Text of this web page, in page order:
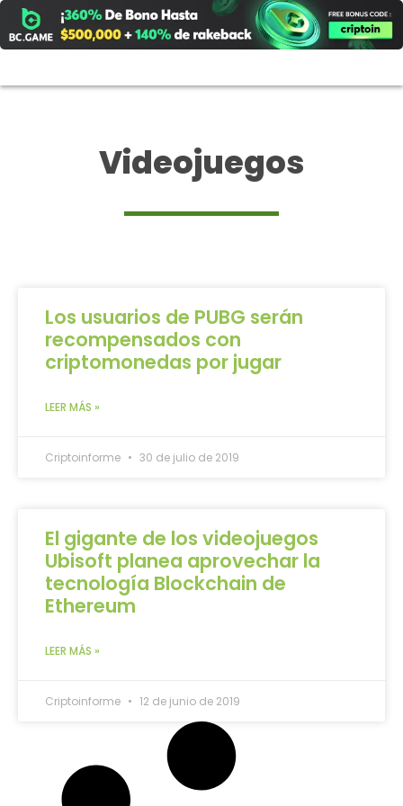
al
contenido
Videojuegos
Los usuarios de PUBG serán
recompensados con
criptomonedas por jugar
LEER MÁS »
Criptoinforme 30 de julio de 2019
El gigante de los videojuegos
Ubisoft planea aprovechar la
tecnología Blockchain de
Ethereum
LEER MÁS »
Criptoinforme 12 de junio de 2019